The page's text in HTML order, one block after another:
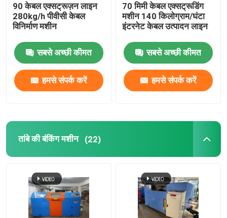
तांबे के तार की ड्राइंग मर जाती है
90 केबल एक्सट्रूज़न लाइन
280kg/h पीवीसी केबल
विनिर्माण मशीन
सबसे अच्छी कीमत
हमसे संपर्क करें
70 मिमी केबल एक्सट्रूडिंग
मशीन 140 किलोग्राम/घंटा
इंटरनेट केबल उत्पादन लाइन
सबसे अच्छी कीमत
हमसे संपर्क करें
तांबे की बंकिंग मशीन (22)